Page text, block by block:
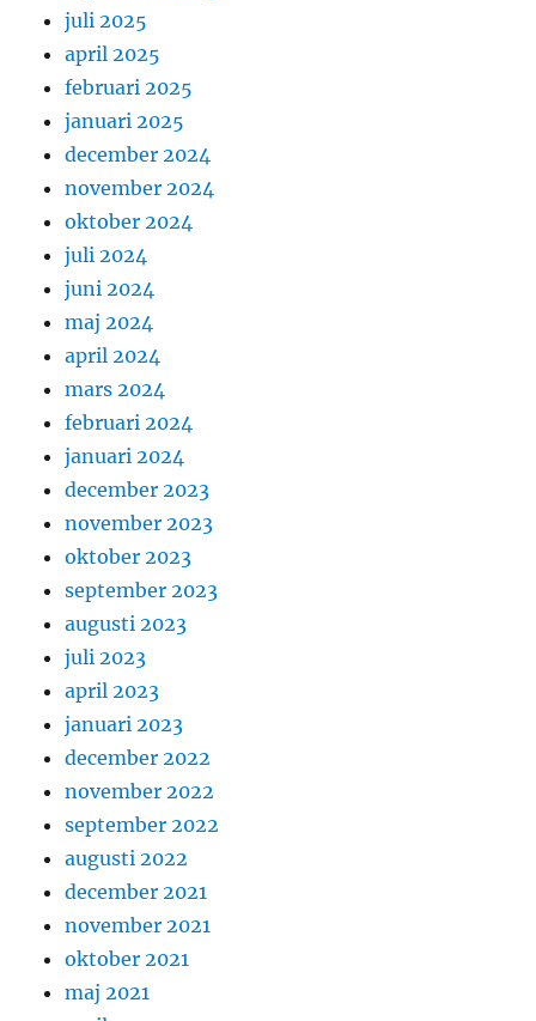
juli 2025
april 2025
februari 2025
januari 2025
december 2024
november 2024
oktober 2024
juli 2024
juni 2024
maj 2024
april 2024
mars 2024
februari 2024
januari 2024
december 2023
november 2023
oktober 2023
september 2023
augusti 2023
juli 2023
april 2023
januari 2023
december 2022
november 2022
september 2022
augusti 2022
december 2021
november 2021
oktober 2021
maj 2021